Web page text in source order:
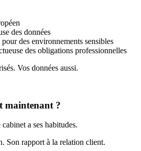
des données
des environnements sensibles
des obligations professionnelles
Vos données aussi.
maintenant ?
a ses habitudes.
Son rapport à la relation client.